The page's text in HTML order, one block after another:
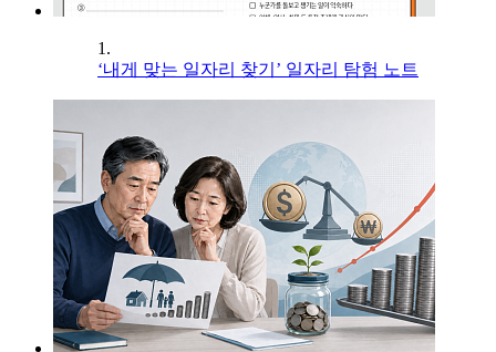
1.
‘내게 맞는 일자리 찾기’ 일자리 탐험 노트